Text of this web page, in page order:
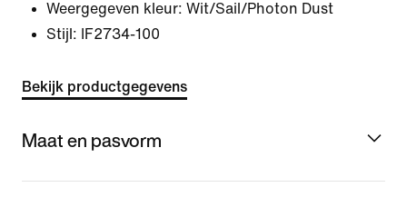
Weergegeven kleur: Wit/Sail/Photon Dust
Stijl:
IF2734-100
Bekijk productgegevens
Maat en pasvorm